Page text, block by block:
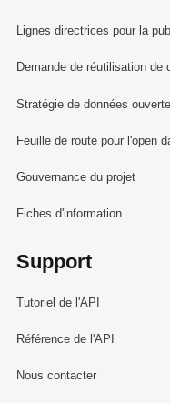
Lignes directrices pour la
Demande de réutilisation de
Stratégie de données
Feuille de route pour l'open
Gouvernance du projet
Fiches d'information
Support
Tutoriel de l'API
Référence de l'API
Nous contacter